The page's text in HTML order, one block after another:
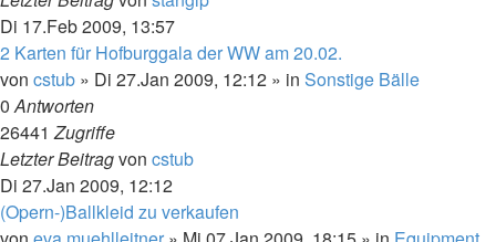
Di 17.Feb 2009, 13:57
2 Karten für Hofburggala der WW am 20.02.
von cstub » Di 27.Jan 2009, 12:12 » in Sonstige Bälle
0Antworten
26441Zugriffe
Letzter Beitragvon cstub
Di 27.Jan 2009, 12:12
(Opern-)Ballkleid zu verkaufen